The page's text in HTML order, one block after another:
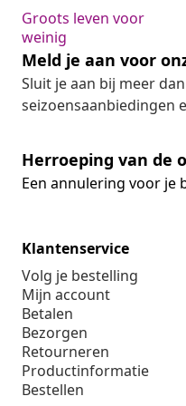
Groots leven voor
weinig
Meld je aan voor
Sluit je aan bij meer
seizoensaanbiedingen
Herroeping van de
Een annulering voor je
Klantenservice
Volg je bestelling
Mijn account
Betalen
Bezorgen
Retourneren
Productinformatie
Bestellen